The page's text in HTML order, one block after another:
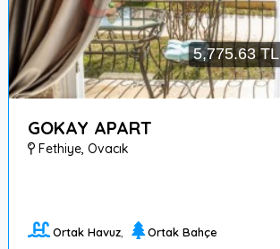
GOKAY APART
Fethiye,Ovacık
Ortak Havuz Ortak Bahçe
5,775.63 TL